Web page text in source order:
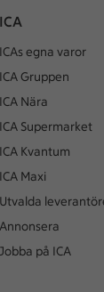
ICA
ICAs egna varor
ICA Gruppen
ICA Nära
ICA Supermarket
ICA Kvantum
ICA Maxi
Utvalda
Annonsera
Jobba på ICA